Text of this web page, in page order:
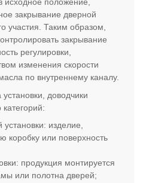
исходное положение,
закрывание дверной
участия. Таким образом,
закрывание
регулировки,
изменения скорости
по внутреннему каналу.
доводчики
установки: изделие,
коробку или поверхность
продукция монтируется
или полотна дверей;